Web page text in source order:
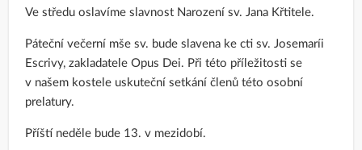
Ve středu oslavíme slavnost Narození sv. Jana Křtitele.
Páteční večerní mše sv. bude slavena ke cti sv. Josemaríi
Escrivy, zakladatele Opus Dei. Při této příležitosti se
v našem kostele uskuteční setkání členů této osobní
prelatury.
Příští neděle bude 13. v mezidobí.